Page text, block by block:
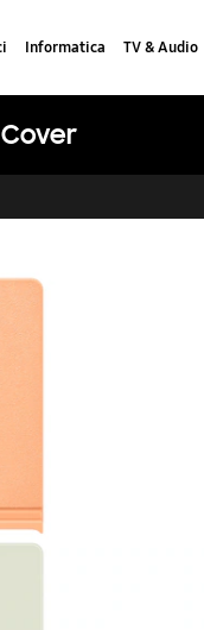
Informatica TV & Audio
Cover